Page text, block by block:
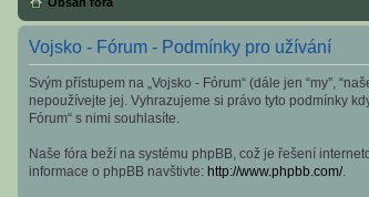
Vojsko - Fórum - Podmínky pro užívání
Svým přístupem na „Vojsko - Fórum“ (dále jen “my”,
nepoužívejte jej. Vyhrazujeme si právo tyto podmínky
Fórum“ s nimi souhlasíte.
Naše fóra beží na systému phpBB, což je řešení
informace o phpBB navštivte: http://www.phpbb.com/.